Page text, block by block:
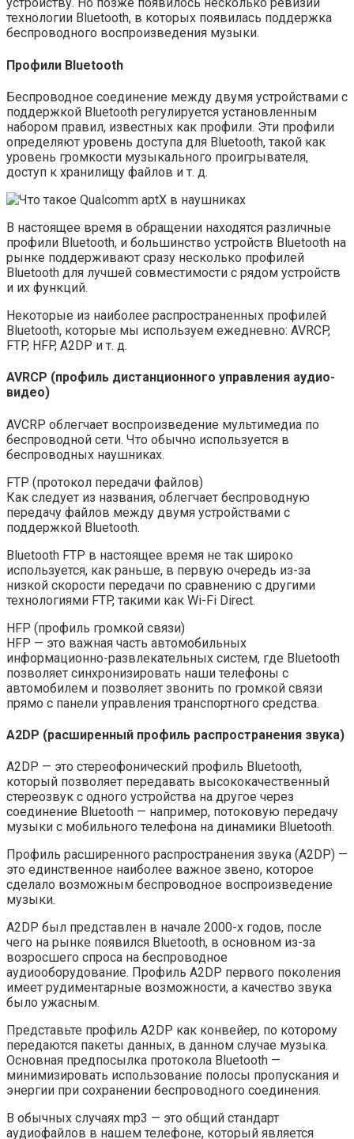
устройству. Но позже появилось несколько ревизий
технологии Bluetooth, в которых появилась поддержка
беспроводного воспроизведения музыки.
Профили Bluetooth
Беспроводное соединение между двумя устройствами с
поддержкой Bluetooth регулируется установленным
набором правил, известных как профили. Эти профили
определяют уровень доступа для Bluetooth, такой как
уровень громкости музыкального проигрывателя,
доступ к хранилищу файлов и т. д.
В настоящее время в обращении находятся различные
профили Bluetooth, и большинство устройств Bluetooth на
рынке поддерживают сразу несколько профилей
Bluetooth для лучшей совместимости с рядом устройств
и их функций.
Некоторые из наиболее распространенных профилей
Bluetooth, которые мы используем ежедневно: AVRCP,
FTP, HFP, A2DP и ​​т. д.
AVRCP (профиль дистанционного управления аудио-
видео)
AVCRP облегчает воспроизведение мультимедиа по
беспроводной сети. Что обычно используется в
беспроводных наушниках.
FTP (протокол передачи файлов)
Как следует из названия, облегчает беспроводную
передачу файлов между двумя устройствами с
поддержкой Bluetooth.
Bluetooth FTP в настоящее время не так широко
используется, как раньше, в первую очередь из-за
низкой скорости передачи по сравнению с другими
технологиями FTP, такими как Wi-Fi Direct.
HFP (профиль громкой связи)
HFP — это важная часть автомобильных
информационно-развлекательных систем, где Bluetooth
позволяет синхронизировать наши телефоны с
автомобилем и позволяет звонить по громкой связи
прямо с панели управления транспортного средства.
A2DP (расширенный профиль распространения звука)
A2DP — это стереофонический профиль Bluetooth,
который позволяет передавать высококачественный
стереозвук с одного устройства на другое через
соединение Bluetooth — например, потоковую передачу
музыки с мобильного телефона на динамики Bluetooth.
Профиль расширенного распространения звука (A2DP) —
это единственное наиболее важное звено, которое
сделало возможным беспроводное воспроизведение
музыки.
A2DP был представлен в начале 2000-х годов, после
чего на рынке появился Bluetooth, в основном из-за
возросшего спроса на беспроводное
аудиооборудование. Профиль A2DP первого поколения
имеет рудиментарные возможности, а качество звука
было ужасным.
Представьте профиль A2DP как конвейер, по которому
передаются пакеты данных, в данном случае музыка.
Основная предпосылка протокола Bluetooth —
минимизировать использование полосы пропускания и
энергии при сохранении беспроводного соединения.
В обычных случаях mp3 — это общий стандарт
аудиофайлов в нашем телефоне, который является